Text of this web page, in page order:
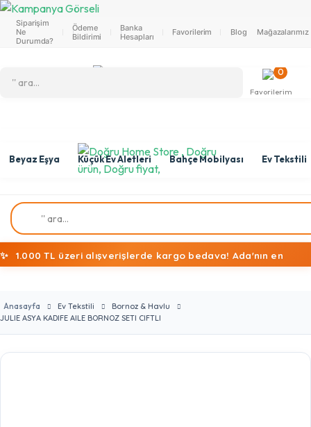
Siparişim
Ne
Durumda?
Ödeme
Bildirimi
Banka
Hesapları
Favorilerim Blog Mağazalarımız
0
Favorilerim
Beyaz Eşya Küçük Ev Aletleri Bahçe Mobilyası Ev Tekstili
✨ 1.000 TL üzeri alışverişlerde kargo bedava! Ada'nın en
Anasayfa Ev Tekstili
Bornoz & Havlu
JULIE ASYA KADIFE AILE BORNOZ SETI CIFTLI